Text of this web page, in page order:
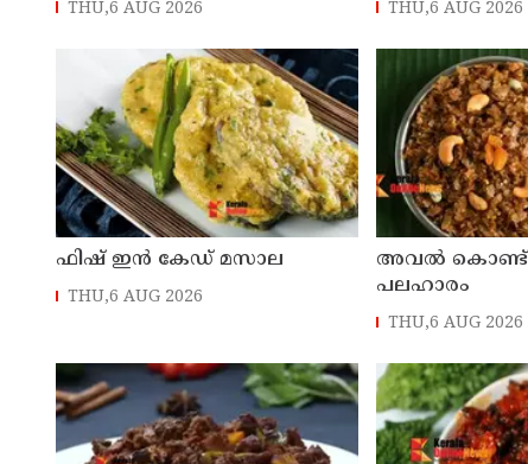
തിരിച്ചറിയുമെന്ന് എംഎൻ
THU,6 AUG 2026
ഉറപ്പിച്ചിരുന്നു;
THU,6 AUG 2026
ഫിഷ് ഇൻ കേഡ് മസാല
THU,6 AUG 2026
അവൽ കൊണ്ട്
പലഹാരം
THU,6 AUG 2026